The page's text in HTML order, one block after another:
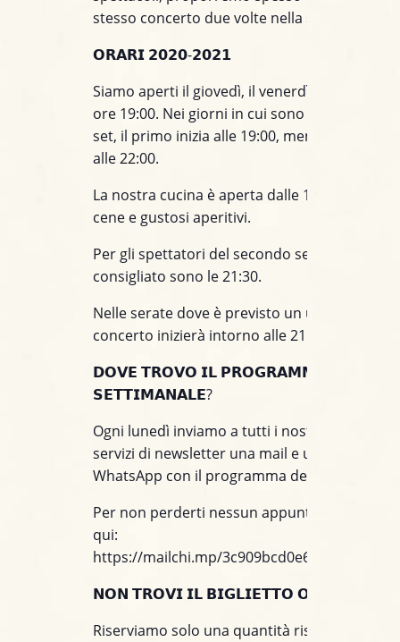
stesso concerto due volte nella stessa serata.
𝗢𝗥𝗔𝗥𝗜 𝟮𝟬𝟮𝟬-𝟮𝟬𝟮𝟭
Siamo aperti il giovedì, il venerdì e il sabato ,
ore 19:00. Nei giorni in cui sono sono previsti
set, il primo inizia alle 19:00, mentre il
alle 22:00.
La nostra cucina è aperta dalle 19:00, per
cene e gustosi aperitivi.
Per gli spettatori del secondo set l’orario
consigliato sono le 21:30.
Nelle serate dove è previsto un unico set, il
concerto inizierà intorno alle 21:45.
𝗗𝗢𝗩𝗘 𝗧𝗥𝗢𝗩𝗢 𝗜𝗟 𝗣𝗥𝗢𝗚𝗥𝗔𝗠𝗠𝗔
𝗦𝗘𝗧𝗧𝗜𝗠𝗔𝗡𝗔𝗟𝗘?
Ogni lunedì inviamo a tutti i nostri clienti
servizi di newsletter una mail e un messaggio
WhatsApp con il programma della settimana.
Per non perderti nessun appuntamento,
qui:
https://mailchi.mp/3c909bcd0e60/
𝗡𝗢𝗡 𝗧𝗥𝗢𝗩𝗜 𝗜𝗟 𝗕𝗜𝗚𝗟𝗜𝗘𝗧𝗧𝗢 𝗢𝗡𝗟𝗜𝗡𝗘?
Riserviamo solo una quantità ristretta di